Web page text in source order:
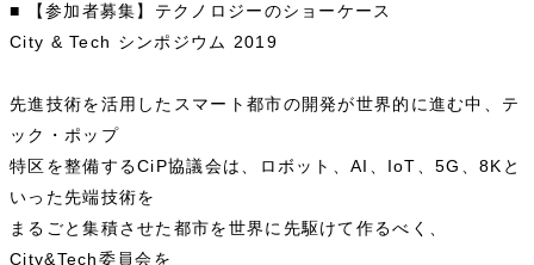
■ 【参加者募集】テクノロジーのショーケース
City & Tech シンポジウム 2019
先進技術を活用したスマート都市の開発が世界的に進む中、テ
ック・ポップ
特区を整備するCiP協議会は、ロボット、AI、IoT、5G、8Kと
いった先端技術を
まるごと集積させた都市を世界に先駆けて作るべく、
City&Tech委員会を